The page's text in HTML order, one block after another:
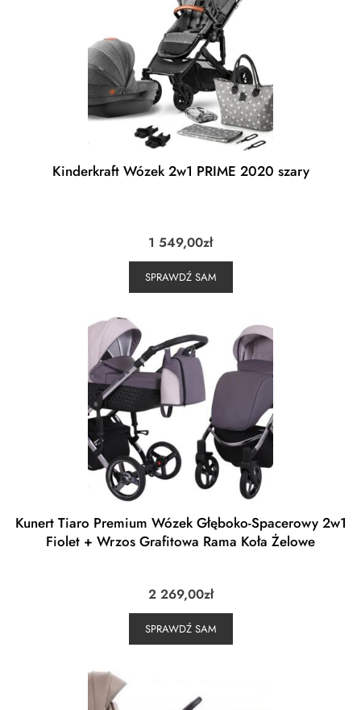
Kinderkraft Wózek 2w1 PRIME 2020 szary
1 549,00zł
SPRAWDŹ SAM
Kunert Tiaro Premium Wózek Głęboko-Spacerowy 2w1
Fiolet + Wrzos Grafitowa Rama Koła Żelowe
2 269,00zł
SPRAWDŹ SAM